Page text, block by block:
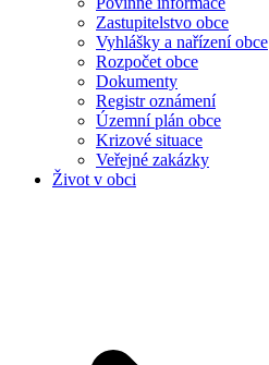
Zastupitelstvo obce
Vyhlášky a nařízení obce
Rozpočet obce
Dokumenty
Registr oznámení
Územní plán obce
Krizové situace
Veřejné zakázky
Život v obci